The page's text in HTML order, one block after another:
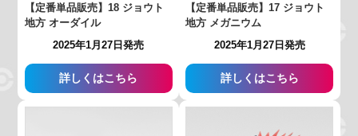
【定番単品販売】18 ジョウト
地方 オーダイル
2025年1月27日発売
詳しくはこちら
【定番単品販売】17 ジョウト
地方 メガニウム
2025年1月27日発売
詳しくはこちら